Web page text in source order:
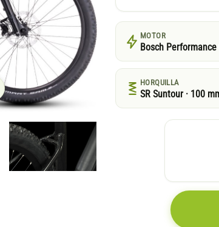
MOTOR
Bosch Performance
HORQUILLA
SR Suntour · 100